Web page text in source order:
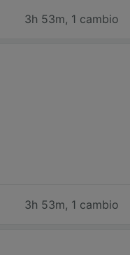
3h 53m, 1 cambio
3h 53m, 1 cambio